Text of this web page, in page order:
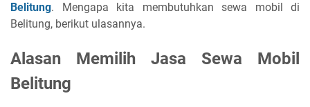
Belitung. Mengapa kita membutuhkan sewa mobil di
Belitung, berikut ulasannya.
Alasan Memilih Jasa Sewa Mobil
Belitung